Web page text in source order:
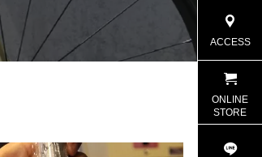
ACCESS
ONLINE
STORE